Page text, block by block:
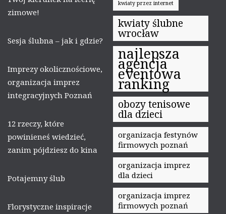
zimowe!
Sesja ślubna – jak i gdzie?
Imprezy okolicznościowe,
organizacja imprez
integracyjnych Poznań
12 rzeczy, które
powinieneś wiedzieć,
zanim pójdziesz do kina
Potajemny ślub
Florystyczne inspiracje
kwiaty przez internet
kwiaty ślubne
wrocław
najlepsza
agencja
eventowa
ranking
obozy tenisowe
dla dzieci
organizacja festynów
firmowych poznań
organizacja imprez
dla dzieci
organizacja imprez
firmowych poznań